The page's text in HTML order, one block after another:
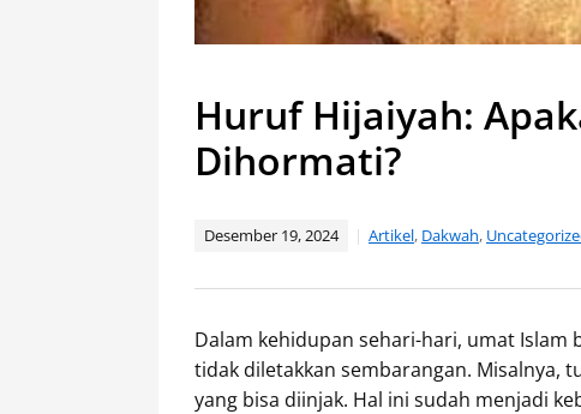
Huruf Hijaiyah:
Dihormati?
Desember 19, 2024 Artikel, Dakwah,
Dalam kehidupan sehari-hari, umat Islam
tidak diletakkan sembarangan. Misalnya,
yang bisa diinjak. Hal ini sudah menjadi